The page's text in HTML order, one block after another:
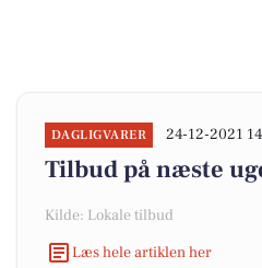
DAGLIGVARER 24-12-2021
Tilbud på næste
Kilde: Lokale tilbud
Læs hele artiklen her